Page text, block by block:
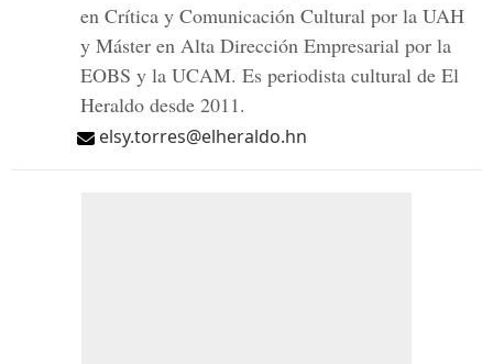
en Crítica y Comunicación Cultural por la UAH
y Máster en Alta Dirección Empresarial por la
EOBS y la UCAM. Es periodista cultural de El
Heraldo desde 2011.
elsy.torres@elheraldo.hn